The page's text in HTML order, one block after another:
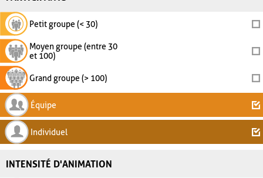
Petit groupe (< 30)
Moyen groupe (entre 30
et 100)
Grand groupe (> 100)
Équipe
Individuel
INTENSITÉ D'ANIMATION